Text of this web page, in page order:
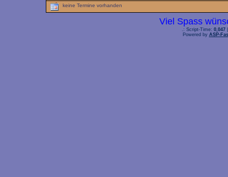
keine Termine vorhanden
Viel Spass
.: Script-Time: 0,047
Powered by ASP-